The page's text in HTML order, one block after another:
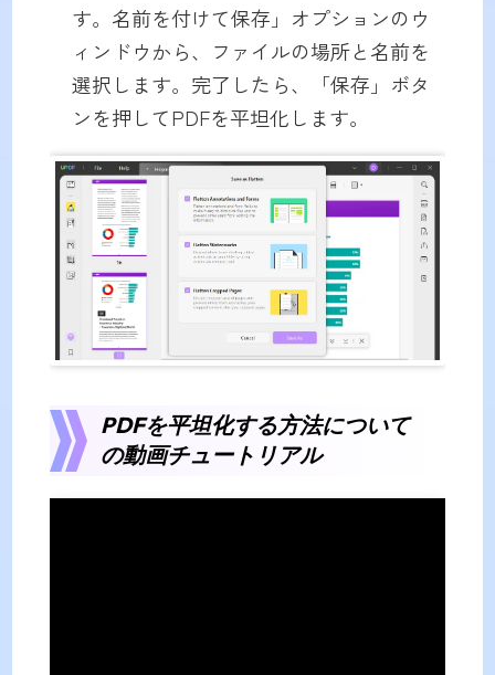
す。名前を付けて保存」オプションのウ
ィンドウから、ファイルの場所と名前を
選択します。完了したら、「保存」ボタ
ンを押してPDFを平坦化します。
PDFを平坦化する方法について
の動画チュートリアル